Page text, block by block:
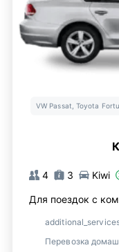
VW Passat, Toyota
4 3 Kiwi
Для поездок с
Перевозка